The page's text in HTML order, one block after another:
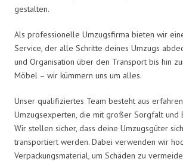
gestalten.
Als professionelle Umzugsfirma bieten wir
Service, der alle Schritte deines Umzugs
und Organisation über den Transport bis hin
Möbel – wir kümmern uns um alles.
Unser qualifiziertes Team besteht aus
Umzugsexperten, die mit großer Sorgfalt und
Wir stellen sicher, dass deine Umzugsgüter
transportiert werden. Dabei verwenden wir
Verpackungsmaterial, um Schäden zu